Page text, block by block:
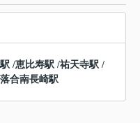
/恵比寿駅 /祐天寺駅 /
落合南長崎駅